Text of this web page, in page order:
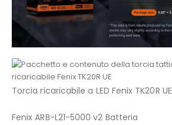
Torcia ricaricabile a LED Fenix TK20R UE
Fenix ARB-L21-5000 v2 Batteria